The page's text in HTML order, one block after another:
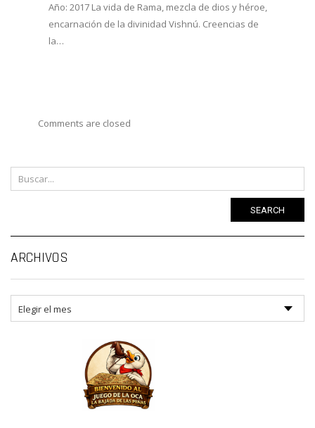
Año: 2017 La vida de Rama, mezcla de dios y héroe,
encarnación de la divinidad Vishnú. Creencias de
la…
Comments are closed
SEARCH
ARCHIVOS